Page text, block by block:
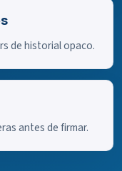
de historial opaco.
antes de firmar.